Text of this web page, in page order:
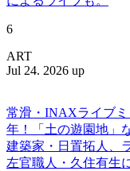
6
ART
Jul 24. 2026 up
常滑・INAXライブ
年！「土の遊園地」
建築家・日置拓人、
左官職人・久住有生